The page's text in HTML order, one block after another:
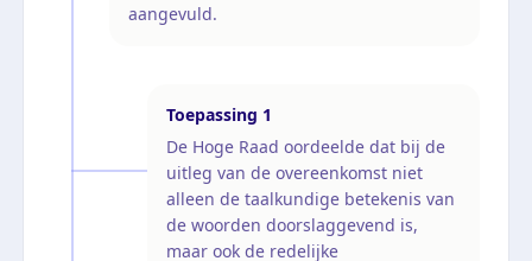
aangevuld.
Toepassing 1
De Hoge Raad oordeelde dat bij de
uitleg van de overeenkomst niet
alleen de taalkundige betekenis van
de woorden doorslaggevend is,
maar ook de redelijke